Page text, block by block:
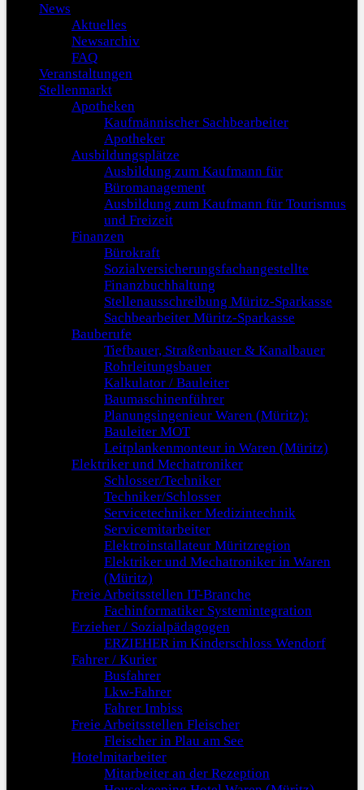
News
Aktuelles
Newsarchiv
FAQ
Veranstaltungen
Stellenmarkt
Apotheken
Kaufmännischer Sachbearbeiter
Apotheker
Ausbildungsplätze
Ausbildung zum Kaufmann für
Büromanagement
Ausbildung zum Kaufmann für Tourismus
und Freizeit
Finanzen
Bürokraft
Sozialversicherungsfachangestellte
Finanzbuchhaltung
Stellenausschreibung Müritz-Sparkasse
Sachbearbeiter Müritz-Sparkasse
Bauberufe
Tiefbauer, Straßenbauer & Kanalbauer
Rohrleitungsbauer
Kalkulator / Bauleiter
Baumaschinenführer
Planungsingenieur Waren (Müritz):
Bauleiter MOT
Leitplankenmonteur in Waren (Müritz)
Elektriker und Mechatroniker
Schlosser/Techniker
Techniker/Schlosser
Servicetechniker Medizintechnik
Servicemitarbeiter
Elektroinstallateur Müritzregion
Elektriker und Mechatroniker in Waren
(Müritz)
Freie Arbeitsstellen IT-Branche
Fachinformatiker Systemintegration
Erzieher / Sozialpädagogen
ERZIEHER im Kinderschloss Wendorf
Fahrer / Kurier
Busfahrer
Lkw-Fahrer
Fahrer Imbiss
Freie Arbeitsstellen Fleischer
Fleischer in Plau am See
Hotelmitarbeiter
Mitarbeiter an der Rezeption